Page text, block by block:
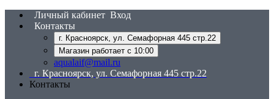
Личный кабинет Вход
Контакты
г. Красноярск, ул. Семафорная 445 стр.22
Магазин работает с 10:00
aqualaif@mail.ru
г. Красноярск, ул. Семафорная 445 стр.22
Контакты